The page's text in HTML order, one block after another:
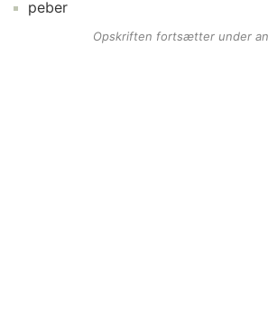
peber
Opskriften fortsætter under